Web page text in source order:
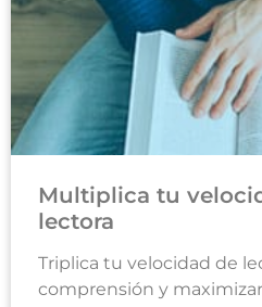
Multiplica tu
lectora
Triplica tu velocidad de
comprensión y